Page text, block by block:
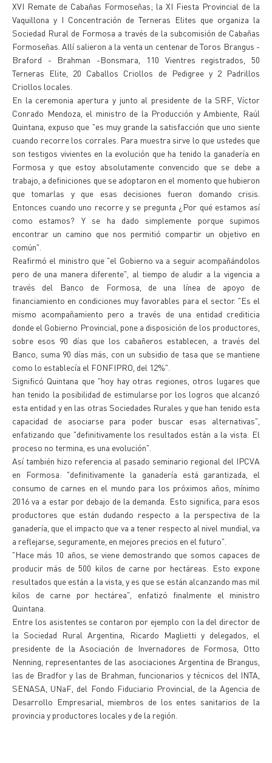
XVI Remate de Cabañas Formoseñas; la XI Fiesta Provincial de la
Vaquillona y I Concentración de Terneras Elites que organiza la
Sociedad Rural de Formosa a través de la subcomisión de Cabañas
Formoseñas. Allí salieron a la venta un centenar de Toros Brangus -
Braford - Brahman -Bonsmara, 110 Vientres registrados, 50
Terneras Elite, 20 Caballos Criollos de Pedigree y 2 Padrillos
Criollos locales.
En la ceremonia apertura y junto al presidente de la SRF, Víctor
Conrado Mendoza, el ministro de la Producción y Ambiente, Raúl
Quintana, expuso que "es muy grande la satisfacción que uno siente
cuando recorre los corrales. Para muestra sirve lo que ustedes que
son testigos vivientes en la evolución que ha tenido la ganadería en
Formosa y que estoy absolutamente convencido que se debe a
trabajo, a definiciones que se adoptaron en el momento que hubieron
que tomarlas y que esas decisiones fueron domando crisis.
Entonces cuando uno recorre y se pregunta ¿Por qué estamos así
como estamos? Y se ha dado simplemente porque supimos
encontrar un camino que nos permitió compartir un objetivo en
común".
Reafirmó el ministro que "el Gobierno va a seguir acompañándolos
pero de una manera diferente", al tiempo de aludir a la vigencia a
través del Banco de Formosa, de una línea de apoyo de
financiamiento en condiciones muy favorables para el sector. "Es el
mismo acompañamiento pero a través de una entidad crediticia
donde el Gobierno Provincial, pone a disposición de los productores,
sobre esos 90 días que los cabañeros establecen, a través del
Banco, suma 90 días más, con un subsidio de tasa que se mantiene
como lo establecía el FONFIPRO, del 12%".
Significó Quintana que "hoy hay otras regiones, otros lugares que
han tenido la posibilidad de estimularse por los logros que alcanzó
esta entidad y en las otras Sociedades Rurales y que han tenido esta
capacidad de asociarse para poder buscar esas alternativas",
enfatizando que "definitivamente los resultados están a la vista. El
proceso no termina, es una evolución".
Así también hizo referencia al pasado seminario regional del IPCVA
en Formosa: "definitivamente la ganadería está garantizada, el
consumo de carnes en el mundo para los próximos años, mínimo
2016 va a estar por debajo de la demanda. Esto significa, para esos
productores que están dudando respecto a la perspectiva de la
ganadería, que el impacto que va a tener respecto al nivel mundial, va
a reflejarse, seguramente, en mejores precios en el futuro".
"Hace más 10 años, se viene demostrando que somos capaces de
producir más de 500 kilos de carne por hectáreas. Esto expone
resultados que están a la vista, y es que se están alcanzando mas mil
kilos de carne por hectárea", enfatizó finalmente el ministro
Quintana.
Entre los asistentes se contaron por ejemplo con la del director de
la Sociedad Rural Argentina, Ricardo Maglietti y delegados, el
presidente de la Asociación de Invernadores de Formosa, Otto
Nenning, representantes de las asociaciones Argentina de Brangus,
las de Bradfor y las de Brahman, funcionarios y técnicos del INTA,
SENASA, UNaF, del Fondo Fiduciario Provincial, de la Agencia de
Desarrollo Empresarial, miembros de los entes sanitarios de la
provincia y productores locales y de la región.